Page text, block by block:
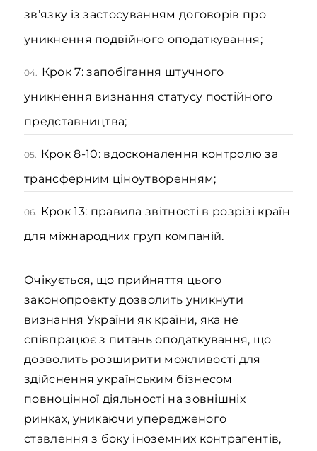
зв’язку із застосуванням договорів про
уникнення подвійного оподаткування;
04. Крок 7: запобігання штучного
уникнення визнання статусу постійного
представництва;
05. Крок 8-10: вдосконалення контролю за
трансферним ціноутворенням;
06. Крок 13: правила звітності в розрізі країн
для міжнародних груп компаній.
Очікується, що прийняття цього
законопроекту дозволить уникнути
визнання України як країни, яка не
співпрацює з питань оподаткування, що
дозволить розширити можливості для
здійснення українським бізнесом
повноцінної діяльності на зовнішніх
ринках, уникаючи упередженого
ставлення з боку іноземних контрагентів,